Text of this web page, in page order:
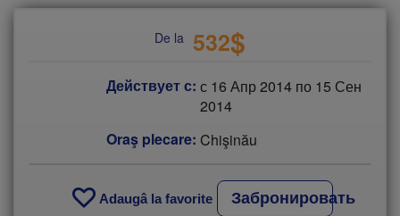
De la 532$
Действует с: с 16 Апр 2014 по 15 Сен
2014
Oraş plecare: Chişinău
Adaugâ la favorite Забронировать